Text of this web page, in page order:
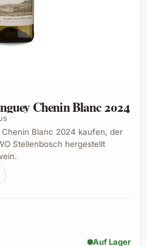
Chenin Blanc 2024
Blanc 2024 kaufen, der
Stellenbosch hergestellt
Auf Lager